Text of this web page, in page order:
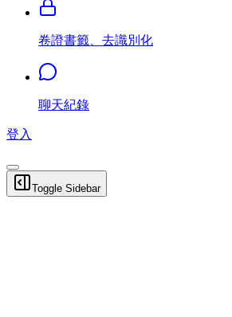
卷證書籤、去識別化
聊天紀錄
登入
Toggle Sidebar